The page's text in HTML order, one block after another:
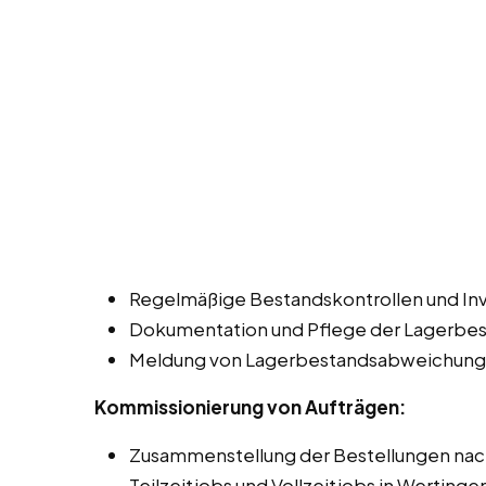
Regelmäßige Bestandskontrollen und
Dokumentation und Pflege der
Meldung von
Kommissionierung von Aufträgen:
Zusammenstellung der Bestellungen